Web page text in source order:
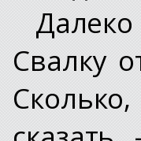
Свалку